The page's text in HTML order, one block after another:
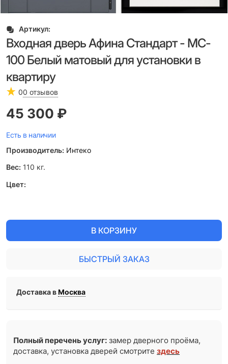
Артикул:
Входная дверь Афина Стандарт - МC-
100 Белый матовый для установки в
квартиру
00 отзывов
45 300 ₽
Есть в наличии
Производитель: Интеко
Вес: 110 кг.
Цвет:
В КОРЗИНУ
БЫСТРЫЙ ЗАКАЗ
Доставка вМосква
Полный перечень услуг: замер дверного проёма,
доставка, установка дверей смотритездесь